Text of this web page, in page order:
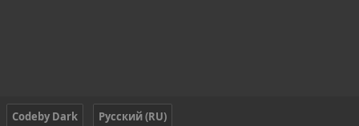
Codeby Dark
Русский (RU)